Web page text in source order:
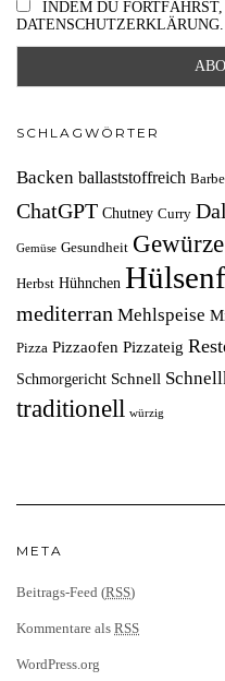
INDEM DU
DATENSCHUTZERKLÄRUNG.
SCHLAGWÖRTER
Backen ballaststoffreich
ChatGPT Chutney Curry Dal
Gemüse Gesundheit Gewürze
Herbst Hühnchen
mediterran Mehlspeise
Pizza Pizzaofen Pizzateig
Schmorgericht Schnell
traditionell würzig
META
Beitrags-Feed (RSS)
Kommentare als RSS
WordPress.org